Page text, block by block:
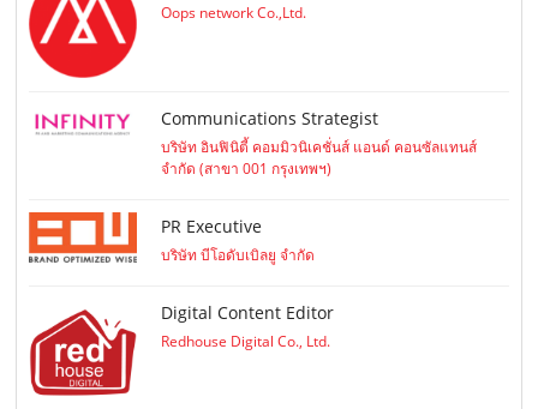
Oops network Co.,Ltd.
Communications Strategist
บริษัท อินฟินิตี้ คอมมิวนิเคชั่นส์ แอนด์ คอนซัลแทนส์
จำกัด (สาขา 001 กรุงเทพฯ)
PR Executive
บริษัท บีโอดับเบิลยู จำกัด
Digital Content Editor
Redhouse Digital Co., Ltd.